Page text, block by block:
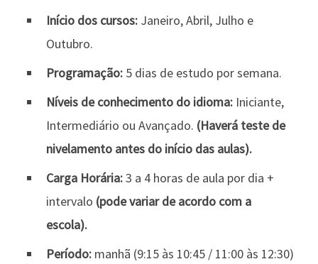
Início dos cursos: Janeiro, Abril, Julho e
Outubro.
Programação: 5 dias de estudo por semana.
Níveis de conhecimento do idioma: Iniciante,
Intermediário ou Avançado. (Haverá teste de
nivelamento antes do início das aulas).
Carga Horária:3 a 4 horas de aula por dia +
intervalo (pode variar de acordo com a
escola).
Período: manhã (9:15 às 10:45 / 11:00 às 12:30)